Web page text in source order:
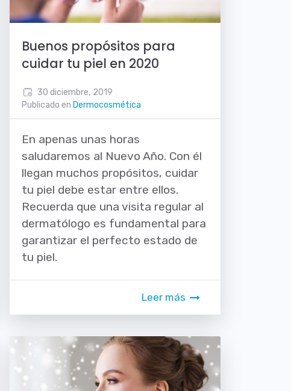
Buenos propósitos para
cuidar tu piel en 2020
30 diciembre, 2019
Publicado en Dermocosmética
En apenas unas horas
saludaremos al Nuevo Año. Con él
llegan muchos propósitos, cuidar
tu piel debe estar entre ellos.
Recuerda que una visita regular al
dermatólogo es fundamental para
garantizar el perfecto estado de
tu piel.
Leer más